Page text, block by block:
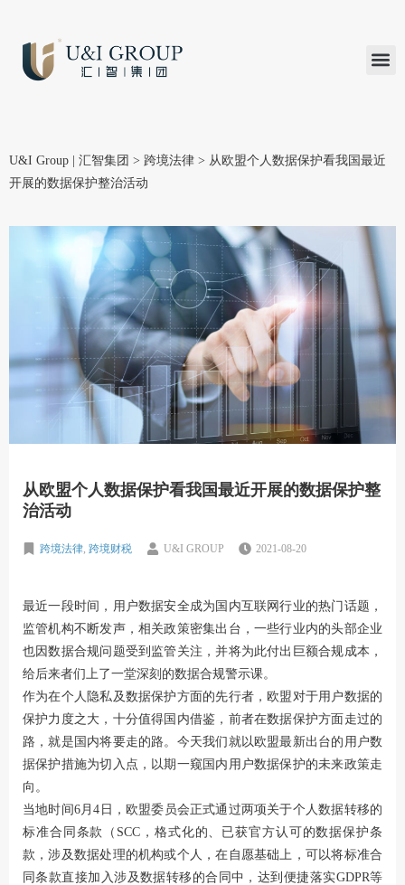
U&I Group | 汇智集团 > 跨境法律 > 从欧盟个人数据保护看我国最近
开展的数据保护整治活动
从欧盟个人数据保护看我国最近开展的数据保护整
治活动
跨境法律 跨境财税 U&I GROUP 2021-08-20
最近一段时间，用户数据安全成为国内互联网行业的热门话题，
监管机构不断发声，相关政策密集出台，一些行业内的头部企业
也因数据合规问题受到监管关注，并将为此付出巨额合规成本，
给后来者们上了一堂深刻的数据合规警示课。
作为在个人隐私及数据保护方面的先行者，欧盟对于用户数据的
保护力度之大，十分值得国内借鉴，前者在数据保护方面走过的
路，就是国内将要走的路。今天我们就以欧盟最新出台的用户数
据保护措施为切入点，以期一窥国内用户数据保护的未来政策走
向。
当地时间6月4日，欧盟委员会正式通过两项关于个人数据转移的
标准合同条款（SCC，格式化的、已获官方认可的数据保护条
款，涉及数据处理的机构或个人，在自愿基础上，可以将标准合
同条款直接加入涉及数据转移的合同中，达到便捷落实GDPR等